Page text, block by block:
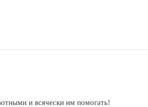
и всячески им помогать!